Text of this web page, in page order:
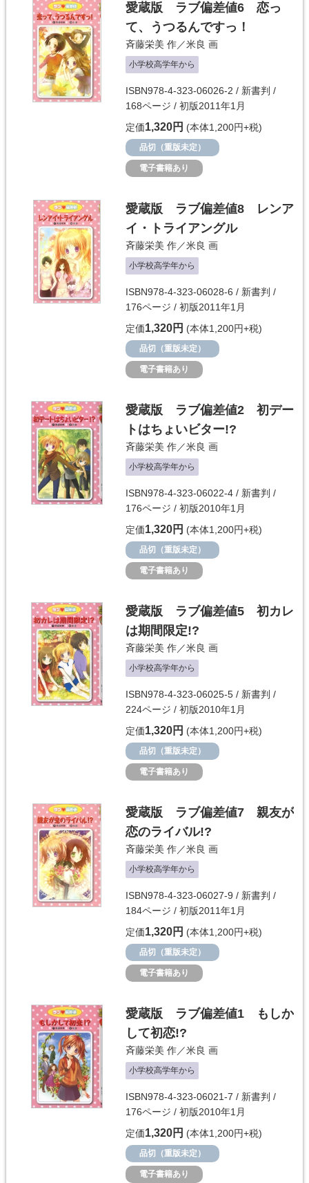
愛蔵版 ラブ偏差値6 恋っ
て、うつるんですっ！
斉藤栄美 作／米良 画
小学校高学年から
ISBN978-4-323-06026-2 / 新書判 /
168ページ / 初版2011年1月
定価1,320円 (本体1,200円+税)
品切（重版未定）
電子書籍あり
愛蔵版 ラブ偏差値8 レンア
イ・トライアングル
斉藤栄美 作／米良 画
小学校高学年から
ISBN978-4-323-06028-6 / 新書判 /
176ページ / 初版2011年1月
定価1,320円 (本体1,200円+税)
品切（重版未定）
電子書籍あり
愛蔵版 ラブ偏差値2 初デー
トはちょいビター!?
斉藤栄美 作／米良 画
小学校高学年から
ISBN978-4-323-06022-4 / 新書判 /
176ページ / 初版2010年1月
定価1,320円 (本体1,200円+税)
品切（重版未定）
電子書籍あり
愛蔵版 ラブ偏差値5 初カレ
は期間限定!?
斉藤栄美 作／米良 画
小学校高学年から
ISBN978-4-323-06025-5 / 新書判 /
224ページ / 初版2010年1月
定価1,320円 (本体1,200円+税)
品切（重版未定）
電子書籍あり
愛蔵版 ラブ偏差値7 親友が
恋のライバル!?
斉藤栄美 作／米良 画
小学校高学年から
ISBN978-4-323-06027-9 / 新書判 /
184ページ / 初版2011年1月
定価1,320円 (本体1,200円+税)
品切（重版未定）
電子書籍あり
愛蔵版 ラブ偏差値1 もしか
して初恋!?
斉藤栄美 作／米良 画
小学校高学年から
ISBN978-4-323-06021-7 / 新書判 /
176ページ / 初版2010年1月
定価1,320円 (本体1,200円+税)
品切（重版未定）
電子書籍あり